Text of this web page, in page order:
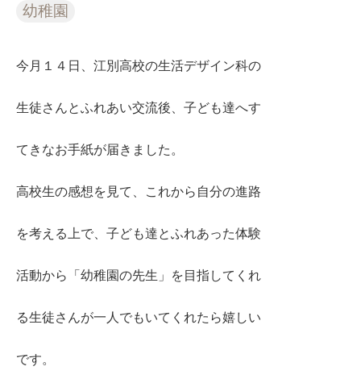
幼稚園
今月１４日、江別高校の生活デザイン科の
生徒さんとふれあい交流後、子ども達へす
てきなお手紙が届きました。
高校生の感想を見て、これから自分の進路
を考える上で、子ども達とふれあった体験
活動から「幼稚園の先生」を目指してくれ
る生徒さんが一人でもいてくれたら嬉しい
です。